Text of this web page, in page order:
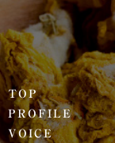
TOP
PROFILE
VOICE